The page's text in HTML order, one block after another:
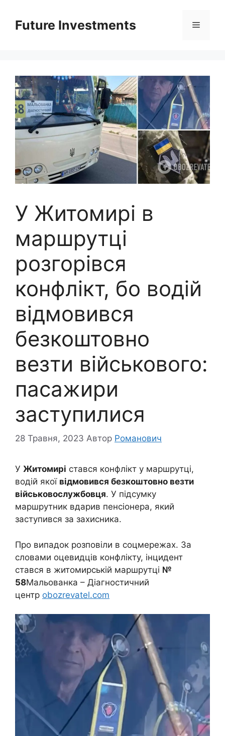
вмістуFuture Investments Меню
У Житомирі в
маршрутці
розгорівся
конфлікт, бо водій
відмовився
безкоштовно
везти військового:
пасажири
заступилися
28 Травня, 2023 Автор Романович
У Житомирі стався конфлікт у маршрутці,
водій якої відмовився безкоштовно везти
військовослужбовця. У підсумку
маршрутник вдарив пенсіонера, який
заступився за захисника.
Про випадок розповіли в соцмережах. За
словами оцевидців конфлікту, інцидент
стався в житомирській маршрутці №
58Мальованка – Діагностичний
центр obozrevatel.com